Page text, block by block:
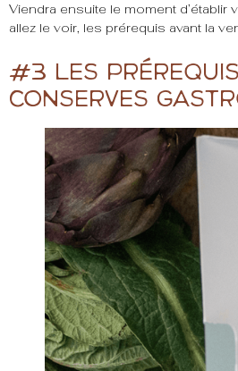
Viendra ensuite le moment d’établir
allez le voir, les prérequis avant la
#3 Les
conserves